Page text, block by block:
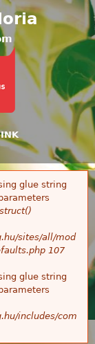
glue string
sites/all/mod
107
glue string
includes/com